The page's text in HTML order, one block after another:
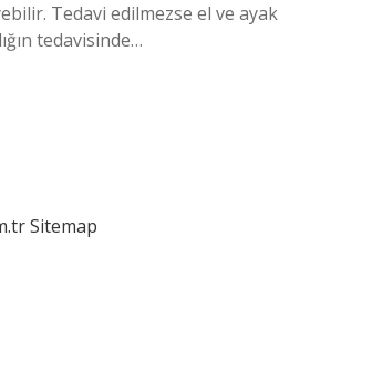
Tedavi edilmezse el ve ayak
tedavisinde…
Sitemap